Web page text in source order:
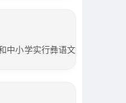
中小学实行彝语文